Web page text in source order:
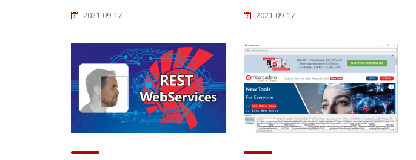
2021-09-17 2021-09-17